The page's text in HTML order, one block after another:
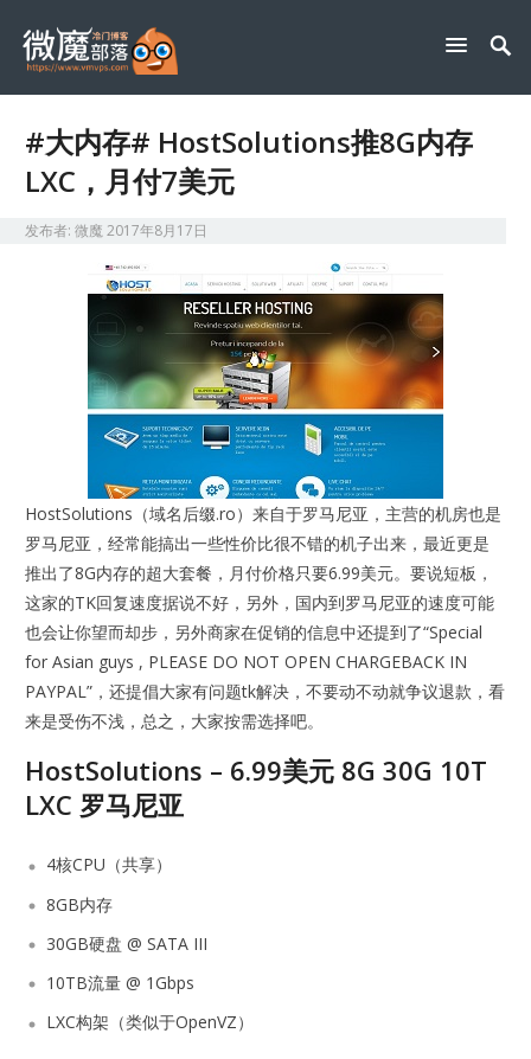
#大内存# HostSolutions推8G内存
LXC，月付7美元
发布者:微魔2017年8月17日
HostSolutions（域名后缀.ro）来自于罗马尼亚，主营的机房也是
罗马尼亚，经常能搞出一些性价比很不错的机子出来，最近更是
推出了8G内存的超大套餐，月付价格只要6.99美元。要说短板，
这家的TK回复速度据说不好，另外，国内到罗马尼亚的速度可能
也会让你望而却步，另外商家在促销的信息中还提到了“Special
for Asian guys , PLEASE DO NOT OPEN CHARGEBACK IN
PAYPAL”，还提倡大家有问题tk解决，不要动不动就争议退款，看
来是受伤不浅，总之，大家按需选择吧。
HostSolutions – 6.99美元 8G 30G 10T
LXC 罗马尼亚
4核CPU（共享）
8GB内存
30GB硬盘 @ SATA III
10TB流量 @ 1Gbps
LXC构架（类似于OpenVZ）